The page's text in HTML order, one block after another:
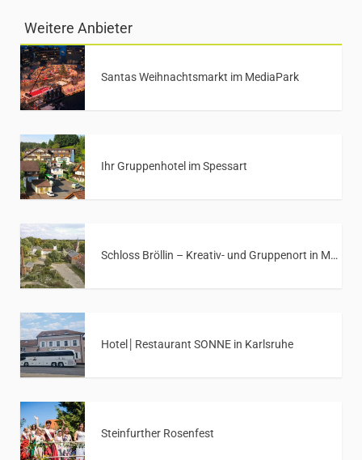
Weitere Anbieter
Santas Weihnachtsmarkt im MediaPark
Ihr Gruppenhotel im Spessart
Schloss Bröllin – Kreativ- und Gruppenort in Mecklenburg-Vorpommern
Hotel│Restaurant SONNE in Karlsruhe
Steinfurther Rosenfest